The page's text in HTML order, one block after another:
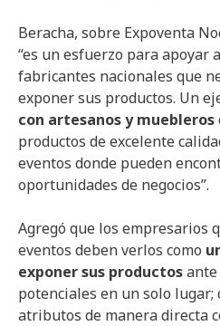
Beracha, sobre Expoventa
“es un esfuerzo para apoyar
fabricantes nacionales que
exponer sus productos. Un
con artesanos y muebleros
productos de excelente
eventos donde pueden
oportunidades de negocios”.
Agregó que los empresarios
eventos deben verlos como
exponer sus productos
potenciales en un solo lugar;
atributos de manera directa